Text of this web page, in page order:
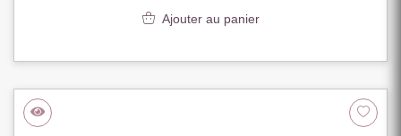
Ajouter au panier